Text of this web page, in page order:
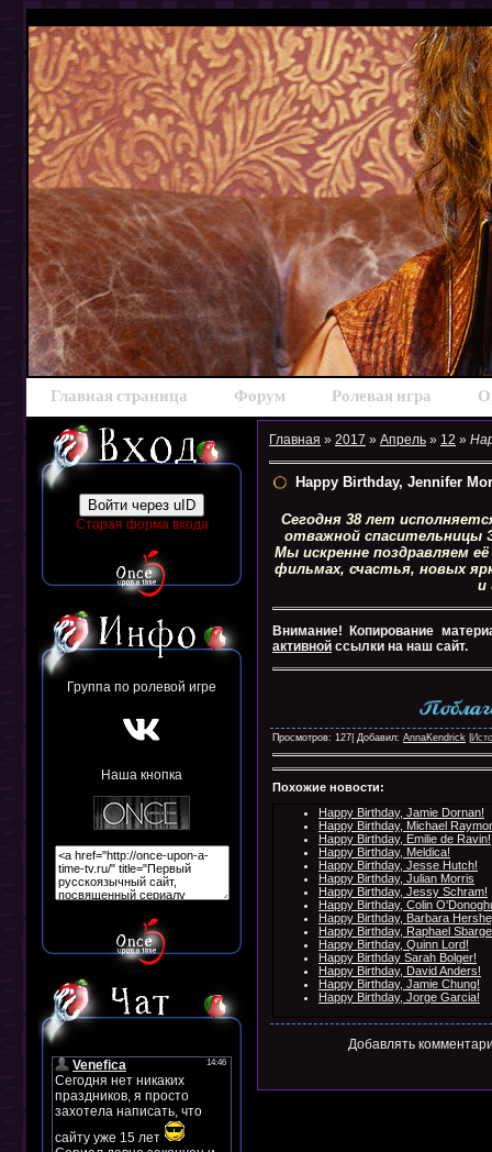
Главная страница Форум Ролевая игра
Войти через uID
Старая форма входа
Группа по ролевой игре
Наша кнопка
Главная » 2017 » Апрель » 12 »
Happy Birthday, Jennifer
Сегодня 38 лет
отважной спасительницы
Мы искренне поздравляем
фильмах, счастья, новых
и
Внимание! Копирование
активной ссылки на наш сайт.
Просмотров: 127| Добавил: AnnaKendrick
Похожие новости:
Happy Birthday, Jamie Dornan!
Happy Birthday, Michael
Happy Birthday, Emilie de Ravin!
Happy Birthday, Meldica!
Happy Birthday, Jesse Hutch!
Happy Birthday, Julian Morris
Happy Birthday, Jessy Schram!
Happy Birthday, Colin
Happy Birthday, Barbara
Happy Birthday, Raphael
Happy Birthday, Quinn Lord!
Happy Birthday Sarah Bolger!
Happy Birthday, David Anders!
Happy Birthday, Jamie Chung!
Happy Birthday, Jorge Garcia!
Добавлять